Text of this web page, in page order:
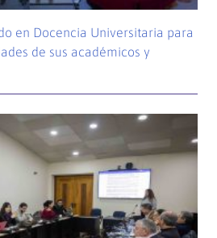
en Docencia Universitaria para
de sus académicos y